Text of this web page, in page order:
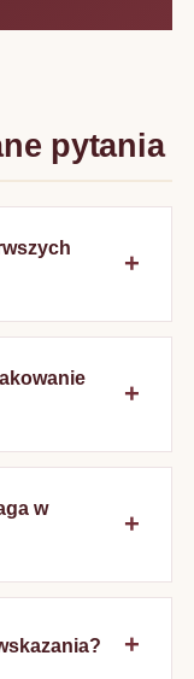
pytania
w